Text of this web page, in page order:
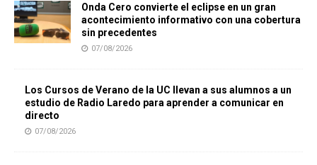
Onda Cero convierte el eclipse en un gran
acontecimiento informativo con una cobertura
sin precedentes
07/08/2026
Los Cursos de Verano de la UC llevan a sus alumnos a un
estudio de Radio Laredo para aprender a comunicar en
directo
07/08/2026